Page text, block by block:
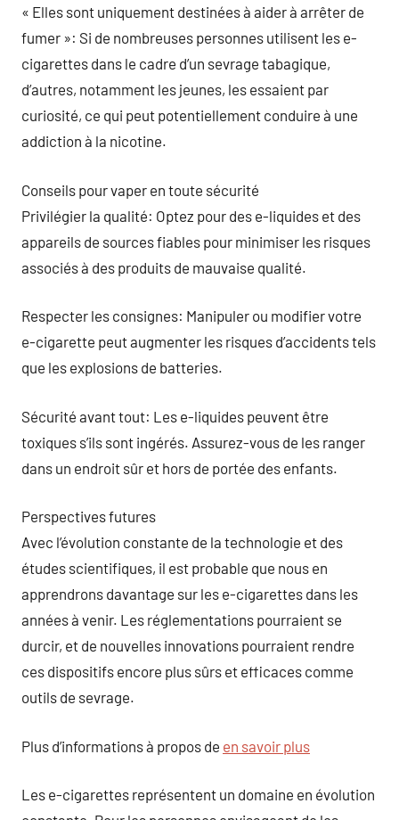
« Elles sont uniquement destinées à aider à arrêter de
fumer »: Si de nombreuses personnes utilisent les e-
cigarettes dans le cadre d’un sevrage tabagique,
d’autres, notamment les jeunes, les essaient par
curiosité, ce qui peut potentiellement conduire à une
addiction à la nicotine.
Conseils pour vaper en toute sécurité
Privilégier la qualité: Optez pour des e-liquides et des
appareils de sources fiables pour minimiser les risques
associés à des produits de mauvaise qualité.
Respecter les consignes: Manipuler ou modifier votre
e-cigarette peut augmenter les risques d’accidents tels
que les explosions de batteries.
Sécurité avant tout: Les e-liquides peuvent être
toxiques s’ils sont ingérés. Assurez-vous de les ranger
dans un endroit sûr et hors de portée des enfants.
Perspectives futures
Avec l’évolution constante de la technologie et des
études scientifiques, il est probable que nous en
apprendrons davantage sur les e-cigarettes dans les
années à venir. Les réglementations pourraient se
durcir, et de nouvelles innovations pourraient rendre
ces dispositifs encore plus sûrs et efficaces comme
outils de sevrage.
Plus d’informations à propos de en savoir plus
Les e-cigarettes représentent un domaine en évolution